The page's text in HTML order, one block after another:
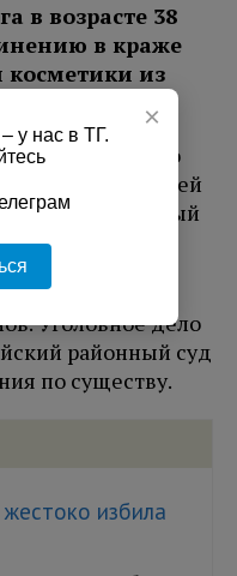
в возрасте 38
в краже
из
неоднократно
палетку теней
покинул торговый
сотрудники
Уголовное дело
районный суд
по существу.
избила
×
у нас в ТГ.